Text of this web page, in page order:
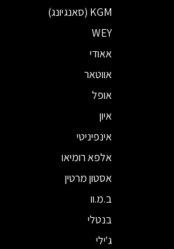
KGM (סאנגיונג)
WEY
אאודי
אווטאר
אופל
איון
אינפיניטי
אלפא רומיאו
אסטון מרטין
ב.מ.וו
בנטלי
ג'ילי